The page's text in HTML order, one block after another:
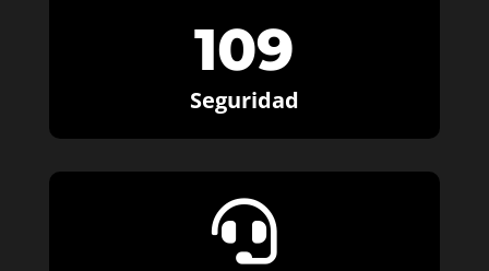
109
Seguridad
